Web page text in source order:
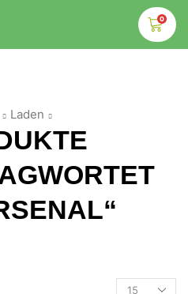
0
Laden